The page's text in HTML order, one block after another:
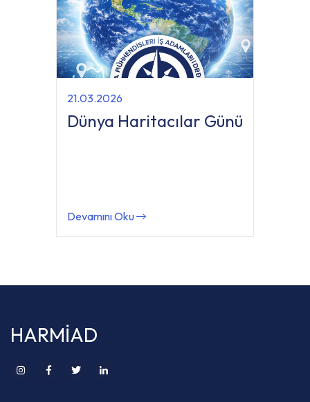
21.03.2026
Dünya Haritacılar Günü
Devamını Oku
HARMİAD